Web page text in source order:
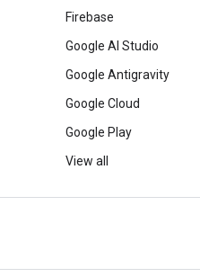
Firebase
Google AI Studio
Google Antigravity
Google Cloud
Google Play
View all